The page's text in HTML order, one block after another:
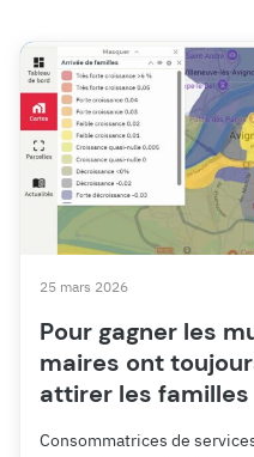
25 mars 2026
Pour gagner les
maires ont
attirer les familles
Consommatrices de